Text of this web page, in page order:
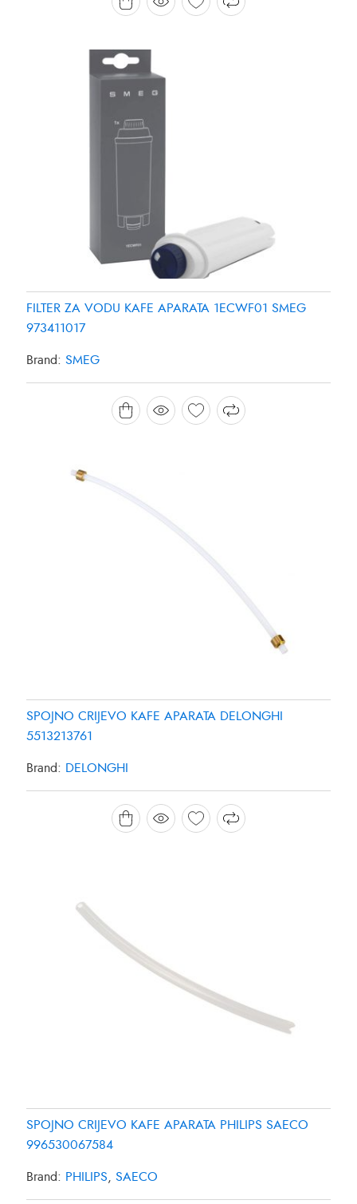
FILTER ZA VODU KAFE APARATA 1ECWF01 SMEG
973411017
Brand: SMEG
SPOJNO CRIJEVO KAFE APARATA DELONGHI
5513213761
Brand: DELONGHI
SPOJNO CRIJEVO KAFE APARATA PHILIPS SAECO
996530067584
Brand: PHILIPS SAECO